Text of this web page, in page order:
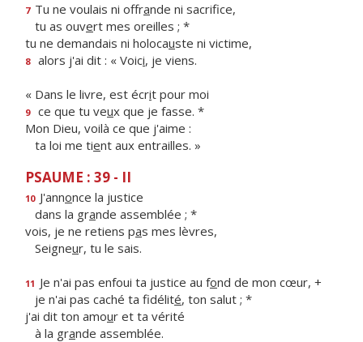
7 Tu ne voulais ni offrande ni sacrifice,
tu as ouvert mes oreilles ; *
tu ne demandais ni holocauste ni victime,
8 alors j'ai dit : « Voici, je viens.
« Dans le livre, est écrit pour moi
9 ce que tu veux que je fasse. *
Mon Dieu, voilà ce que j'aime :
ta loi me tient aux entrailles. »
PSAUME : 39 - II
10 J'annonce la justice
dans la grande assemblée ; *
vois, je ne retiens pas mes lèvres,
Seigneur, tu le sais.
11 Je n'ai pas enfoui ta justice au fond de mon cœur, +
je n'ai pas caché ta fidélité, ton salut ; *
j'ai dit ton amour et ta vérité
à la grande assemblée.